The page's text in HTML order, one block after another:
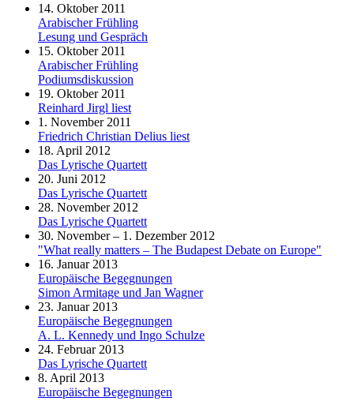
14. Oktober 2011
Arabischer Frühling
Lesung und Gespräch
15. Oktober 2011
Arabischer Frühling
Podiumsdiskussion
19. Oktober 2011
Reinhard Jirgl liest
1. November 2011
Friedrich Christian Delius liest
18. April 2012
Das Lyrische Quartett
20. Juni 2012
Das Lyrische Quartett
28. November 2012
Das Lyrische Quartett
30. November – 1. Dezember 2012
"What really matters – The Budapest Debate on Europe"
16. Januar 2013
Europäische Begegnungen
Simon Armitage und Jan Wagner
23. Januar 2013
Europäische Begegnungen
A. L. Kennedy und Ingo Schulze
24. Februar 2013
Das Lyrische Quartett
8. April 2013
Europäische Begegnungen